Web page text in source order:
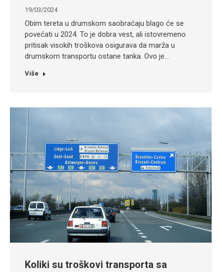
19/03/2024
Obim tereta u drumskom saobraćaju blago će se
povećati u 2024. To je dobra vest, ali istovremeno
pritisak visokih troškova osigurava da marža u
drumskom transportu ostane tanka. Ovo je…
Više
Koliki su troškovi transporta sa